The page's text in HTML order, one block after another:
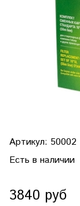
Артикул: 50002
Есть в наличии
3840 руб